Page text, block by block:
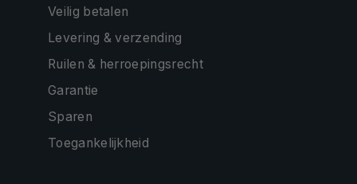
Veilig betalen
Levering & verzending
Ruilen & herroepingsrecht
Garantie
Sparen
Toegankelijkheid